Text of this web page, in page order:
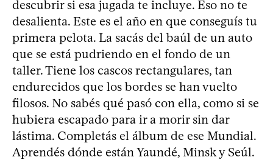
descubrir si esa jugada te incluye. Eso no te
desalienta. Este es el año en que conseguís tu
primera pelota. La sacás del baúl de un auto
que se está pudriendo en el fondo de un
taller. Tiene los cascos rectangulares, tan
endurecidos que los bordes se han vuelto
filosos. No sabés qué pasó con ella, como si se
hubiera escapado para ir a morir sin dar
lástima. Completás el álbum de ese Mundial.
Aprendés dónde están Yaundé, Minsk y Seúl.